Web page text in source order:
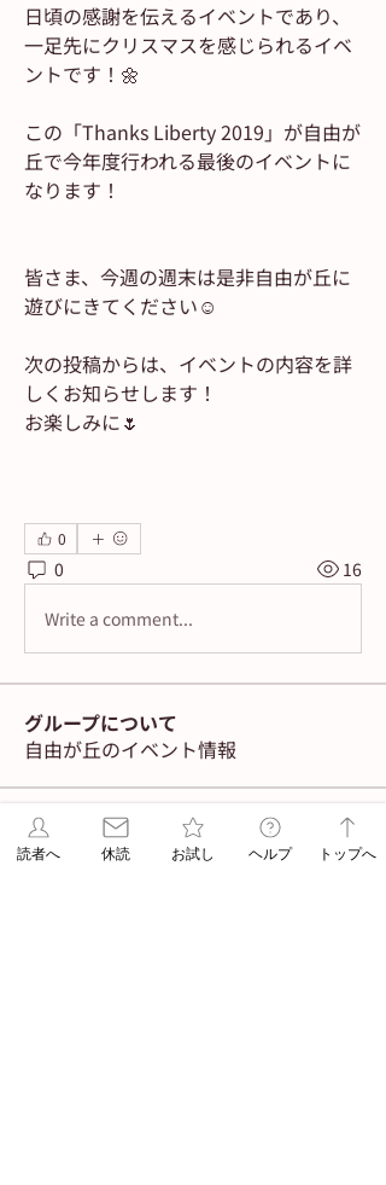
日頃の感謝を伝えるイベントであり、
一足先にクリスマスを感じられるイベ
ントです！🌼
この「Thanks Liberty 2019」が自由が
丘で今年度行われる最後のイベントに
なります！
皆さま、今週の週末は是非自由が丘に
遊びにきてください☺
次の投稿からは、イベントの内容を詳
しくお知らせします！
お楽しみに🌷
0
0 16
Write a comment...
グループについて
自由が丘のイベント情報
メンバー
navigator
フォロー
読者へ 休読 お試し ヘルプ トップへ